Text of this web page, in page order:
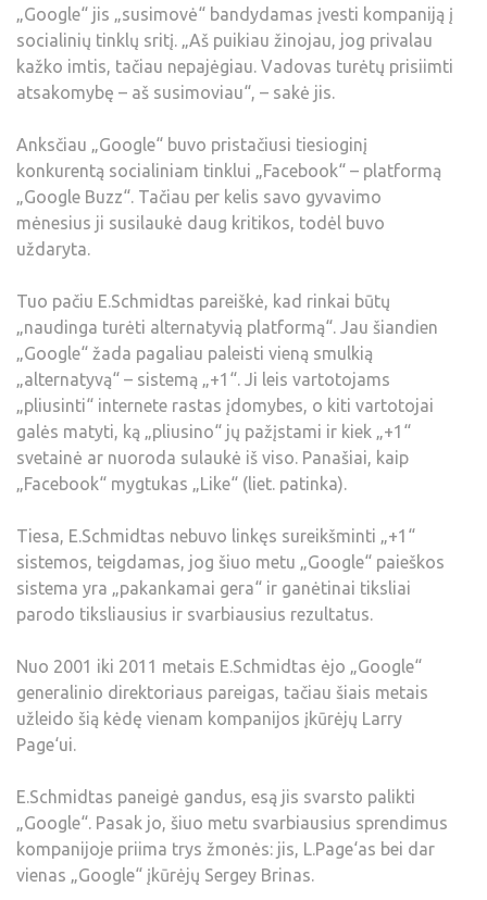
„Google“ jis „susimovė“ bandydamas įvesti kompaniją į
socialinių tinklų sritį. „Aš puikiau žinojau, jog privalau
kažko imtis, tačiau nepajėgiau. Vadovas turėtų prisiimti
atsakomybę – aš susimoviau“, – sakė jis.
Anksčiau „Google“ buvo pristačiusi tiesioginį
konkurentą socialiniam tinklui „Facebook“ – platformą
„Google Buzz“. Tačiau per kelis savo gyvavimo
mėnesius ji susilaukė daug kritikos, todėl buvo
uždaryta.
Tuo pačiu E.Schmidtas pareiškė, kad rinkai būtų
„naudinga turėti alternatyvią platformą“. Jau šiandien
„Google“ žada pagaliau paleisti vieną smulkią
„alternatyvą“ – sistemą „+1“. Ji leis vartotojams
„pliusinti“ internete rastas įdomybes, o kiti vartotojai
galės matyti, ką „pliusino“ jų pažįstami ir kiek „+1“
svetainė ar nuoroda sulaukė iš viso. Panašiai, kaip
„Facebook“ mygtukas „Like“ (liet. patinka).
Tiesa, E.Schmidtas nebuvo linkęs sureikšminti „+1“
sistemos, teigdamas, jog šiuo metu „Google“ paieškos
sistema yra „pakankamai gera“ ir ganėtinai tiksliai
parodo tiksliausius ir svarbiausius rezultatus.
Nuo 2001 iki 2011 metais E.Schmidtas ėjo „Google“
generalinio direktoriaus pareigas, tačiau šiais metais
užleido šią kėdę vienam kompanijos įkūrėjų Larry
Page‘ui.
E.Schmidtas paneigė gandus, esą jis svarsto palikti
„Google“. Pasak jo, šiuo metu svarbiausius sprendimus
kompanijoje priima trys žmonės: jis, L.Page‘as bei dar
vienas „Google“ įkūrėjų Sergey Brinas.